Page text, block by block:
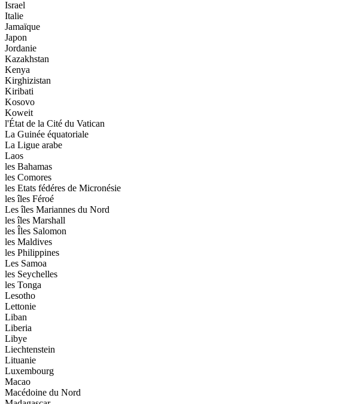
Israel
Italie
Jamaïque
Japon
Jordanie
Kazakhstan
Kenya
Kirghizistan
Kiribati
Kosovo
Koweit
l'État de la Cité du Vatican
La Guinée équatoriale
La Ligue arabe
Laos
les Bahamas
les Comores
les Etats fédéres de Micronésie
les îles Féroé
Les îles Mariannes du Nord
les îles Marshall
les Îles Salomon
les Maldives
les Philippines
Les Samoa
les Seychelles
les Tonga
Lesotho
Lettonie
Liban
Liberia
Libye
Liechtenstein
Lituanie
Luxembourg
Macao
Macédoine du Nord